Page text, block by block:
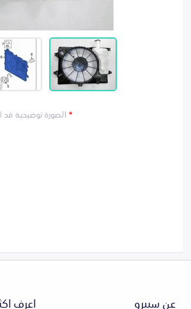
*الصورة توضيحية قد
عن سبيرو اعرف